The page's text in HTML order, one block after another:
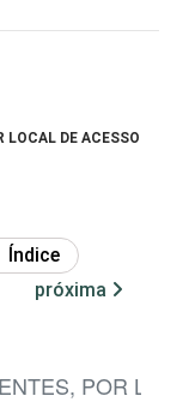
LOCAL DE ACESSO
Índice
próxima
POR